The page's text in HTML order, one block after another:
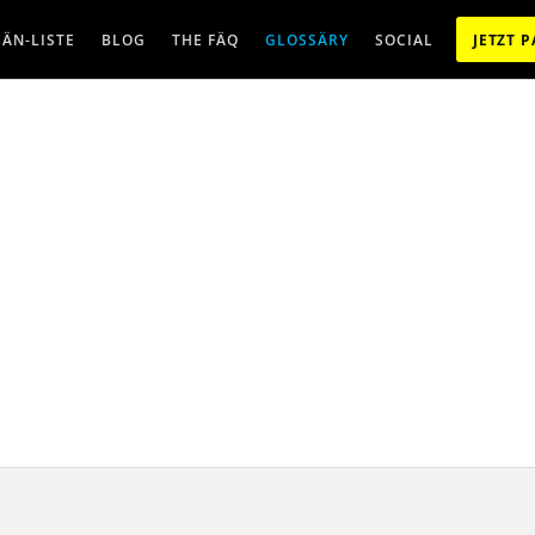
LISTE BLOG THE FÄQ GLOSSÄRY SOCIAL JETZT